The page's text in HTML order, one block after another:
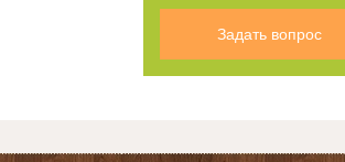
Задать вопрос